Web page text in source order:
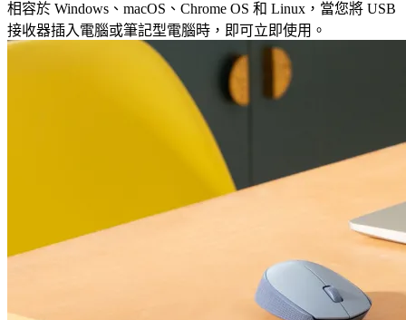
相容於 Windows、macOS、Chrome OS 和 Linux，當您將 USB
接收器插入電腦或筆記型電腦時，即可立即使用。